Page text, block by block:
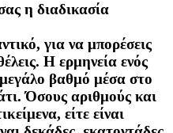
η διαδικασία
για να μπορέσεις
Η ερμηνεία ενός
μεγάλο βαθμό μέσα στο
Όσους αριθμούς και
είτε είναι